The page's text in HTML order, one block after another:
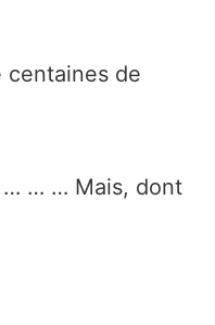
de
… … … Mais, dont